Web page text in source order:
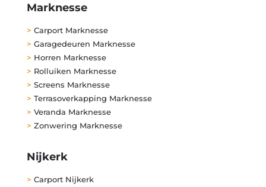
Marknesse
> Carport Marknesse
> Garagedeuren Marknesse
> Horren Marknesse
> Rolluiken Marknesse
> Screens Marknesse
> Terrasoverkapping Marknesse
> Veranda Marknesse
> Zonwering Marknesse
Nijkerk
> Carport Nijkerk